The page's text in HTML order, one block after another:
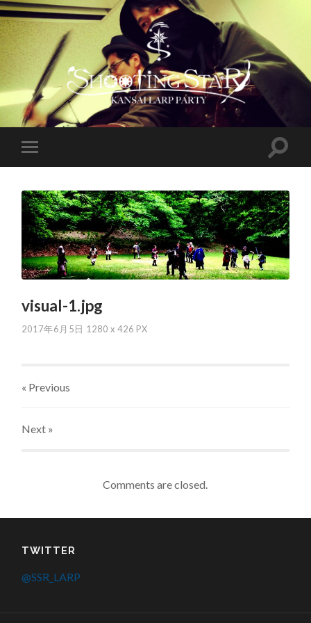
visual-1.jpg
2017年6月5日 1280x 426 PX
« Previous
Next »
Comments are closed.
TWITTER
@SSR_LARP